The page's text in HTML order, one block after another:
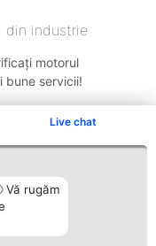
Live chat
Vă rugăm
din industrie
motorul
bune servicii!